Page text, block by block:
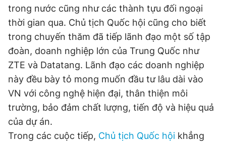
Phó tổng biên tập thường trực: Hải Thành
Phó tổng biên tập: Lâm Hiếu Dũng
Phó tổng biên tập: Trần Việt Hưng
Tổng thư ký tòa soạn: Đức Trung
Giấy phép xuất bản số 110/GP - BTTTT cấp ngày 24.3.2020
© 2003-2026 Bản quyền thuộc về Báo Thanh Niên. Cấm sao
chép dưới mọi hình thức nếu không có sự chấp thuận bằng văn
bản. Phát triển bởi ePi Technologies, JSC.
trong nước cũng như các thành tựu đối ngoại
thời gian qua. Chủ tịch Quốc hội cũng cho biết
trong chuyến thăm đã tiếp lãnh đạo một số tập
đoàn, doanh nghiệp lớn của Trung Quốc như
ZTE và Datatang. Lãnh đạo các doanh nghiệp
này đều bày tỏ mong muốn đầu tư lâu dài vào
VN với công nghệ hiện đại, thân thiện môi
trường, bảo đảm chất lượng, tiến độ và hiệu quả
của dự án.
Trong các cuộc tiếp, Chủ tịch Quốc hội khẳng